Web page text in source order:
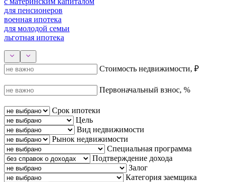
для пенсионеров
военная ипотека
для молодой семьи
льготная ипотека
Стоимость недвижимости, ₽
Первоначальный взнос, %
Срок ипотеки
Цель
Вид недвижимости
Рынок недвижимости
Специальная программа
Подтверждение дохода
Залог
Категория заемщика